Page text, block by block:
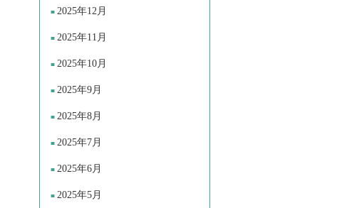
2025年12月
2025年11月
2025年10月
2025年9月
2025年8月
2025年7月
2025年6月
2025年5月